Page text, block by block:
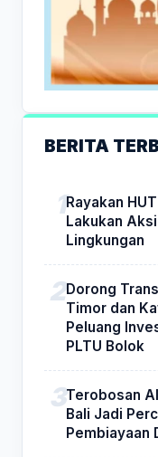
BERITA
Rayakan
Lakukan
Lingkungan
Dorong
Timor dan
Peluang
PLTU Bolok
Terobosan
Bali Jadi
Pembiayaan